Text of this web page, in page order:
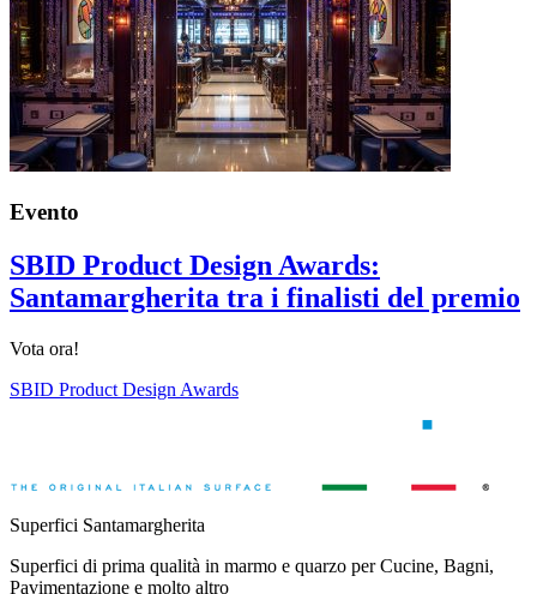
Evento
SBID Product Design Awards:
Santamargherita tra i finalisti del premio
Vota ora!
SBID Product Design Awards
Superfici Santamargherita
Superfici di prima qualità in marmo e quarzo per Cucine, Bagni,
Pavimentazione e molto altro